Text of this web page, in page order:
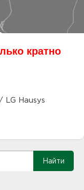
кратно
/ LG Hausys